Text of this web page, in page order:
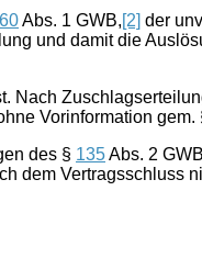
Abs. 1 GWB,[2] der
und damit die
Nach
Vorinformation gem.
des § 135Abs. 2
dem Vertragsschluss